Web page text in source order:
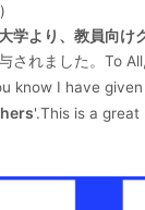
学より、教員向け
されました。 To All,
know I have given
'.This is a great